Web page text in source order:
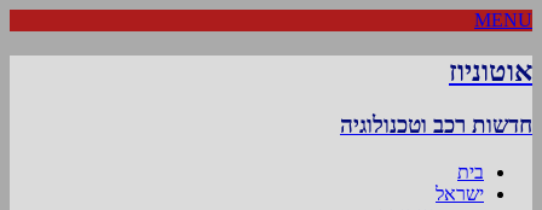
MENU
אוטוניוז
חדשות רכב וטכנולוגיה
בית
ישראל